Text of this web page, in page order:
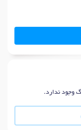
وجود ندارد.